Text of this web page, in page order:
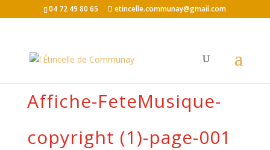
04 72 49 80 65 etincelle.communay@gmail.com
Affiche-FeteMusique-
copyright (1)-page-001